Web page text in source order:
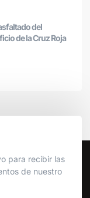
del
de la Cruz Roja
para recibir las
de nuestro